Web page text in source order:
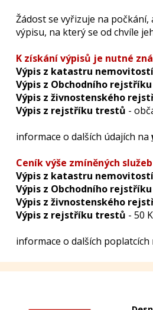
Žádost se vyřizuje na
výpisu, na který se od chvíle
K získání výpisů je nutné
Výpis z katastru
Výpis z Obchodního rejstříku
Výpis z živnostenského
Výpis z rejstříku trestů -
informace o dalších údajích na
Ceník výše zmíněných
Výpis z katastru nemovitostí
Výpis z Obchodního rejstříku
Výpis z živnostenského
Výpis z rejstříku trestů - 50
informace o dalších poplatcích